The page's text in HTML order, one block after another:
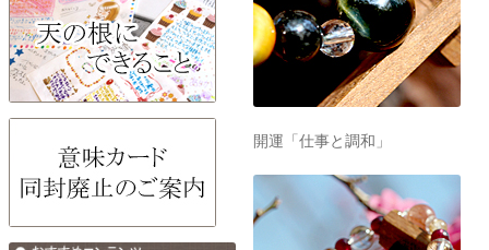
開運「仕事と調和」